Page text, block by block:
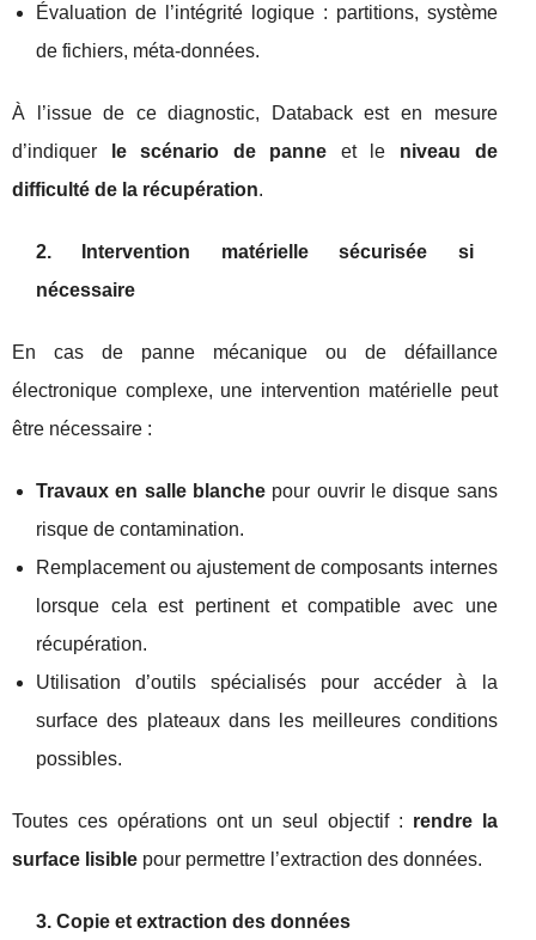
Évaluation de l’intégrité logique : partitions, système
de fichiers, méta‑données.
À l’issue de ce diagnostic, Databack est en mesure
d’indiquer
le scénario de panne et le niveau de
difficulté de la récupération.
2. Intervention matérielle sécurisée si
nécessaire
En cas de panne mécanique ou de défaillance
électronique complexe, une intervention matérielle peut
être nécessaire :
Travaux en salle blanchepour ouvrir le disque sans
risque de contamination.
Remplacement ou ajustement de composants internes
lorsque cela est pertinent et compatible avec une
récupération.
Utilisation d’outils spécialisés pour accéder à la
surface des plateaux dans les meilleures conditions
possibles.
Toutes ces opérations ont un seul objectif : rendre la
surface lisible pour permettre l’extraction des données.
3. Copie et extraction des données